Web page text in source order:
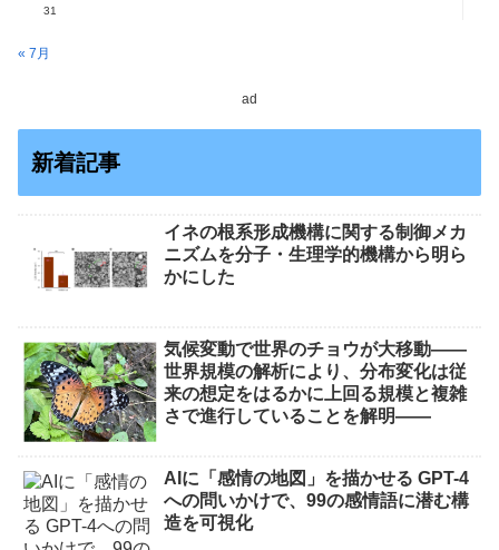
31
« 7月
ad
新着記事
イネの根系形成機構に関する制御メカ
ニズムを分子・生理学的機構から明ら
かにした
気候変動で世界のチョウが大移動――
世界規模の解析により、分布変化は従
来の想定をはるかに上回る規模と複雑
さで進行していることを解明――
AIに「感情の地図」を描かせる GPT-4
への問いかけで、99の感情語に潜む構
造を可視化